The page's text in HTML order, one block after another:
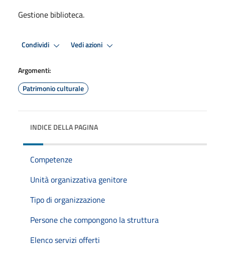
Gestione biblioteca.
Condividi Vedi azioni
Argomenti:
Patrimonio culturale
INDICE DELLA PAGINA
Competenze
Unità organizzativa genitore
Tipo di organizzazione
Persone che compongono la struttura
Elenco servizi offerti